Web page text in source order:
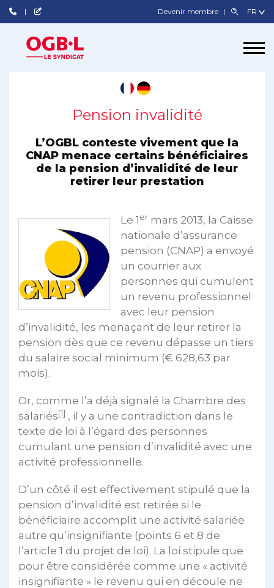
Devenir membre
Pension invalidité
L’OGBL conteste vivement que la
CNAP menace certains bénéficiaires
de la pension d’invalidité de leur
retirer leur prestation
Le 1 er mars 2013, la Caisse
nationale d’assurance
pension (CNAP) a envoyé
un courrier aux
personnes qui cumulent
un revenu professionnel
avec leur pension
d’invalidité, les menaçant de leur retirer la
pension dès que ce revenu dépasse un tiers
du salaire social minimum (€ 628,63 par
mois).
Or, comme l’a déjà signalé la Chambre des
salariés[1] , il y a une contradiction dans le
texte de loi à l’égard des personnes
cumulant une pension d’invalidité avec une
activité professionnelle.
D’un côté il est effectivement stipulé que la
pension d’invalidité est retirée si le
bénéficiaire accomplit une activité salariée
autre qu’insignifiante (points 6 et 8 de
l’article 1 du projet de loi). La loi stipule que
pour être considérée comme une « activité
insignifiante » le revenu qui en découle ne